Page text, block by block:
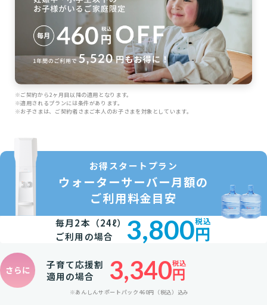
※ご契約から2ヶ月目以降の適用となります。
※適用されるプランには条件があります。
※お子さまは、ご契約者さまご本人のお子さまを対象としています。
お得スタートプラン
ウォーターサーバー月額の
ご利用料金目安
毎月2本（24ℓ）
ご利用の場合
3,800税込
円
さらに
子育て応援割
適用の場合
3,340税込
円
※あんしんサポートパック460円（税込）込み